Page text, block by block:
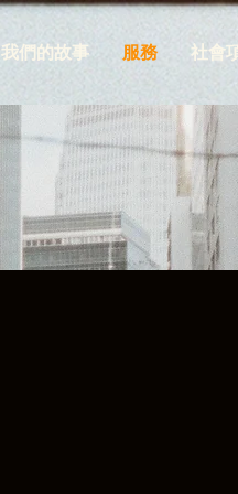
我們的故事 服務 社會